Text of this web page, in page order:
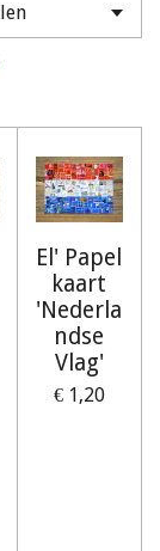
El' Papel
kaart
'Nederla
ndse
Vlag'
€ 1,20